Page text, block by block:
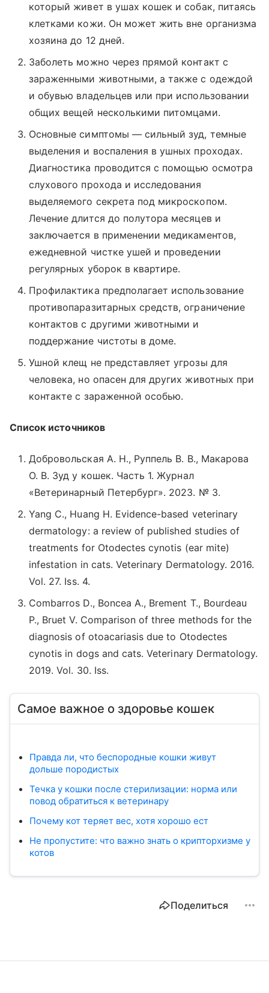
который живет в ушах кошек и собак, питаясь
клетками кожи. Он может жить вне организма
хозяина до 12 дней.
Заболеть можно через прямой контакт с
зараженными животными, а также с одеждой
и обувью владельцев или при использовании
общих вещей несколькими питомцами.
Основные симптомы — сильный зуд, темные
выделения и воспаления в ушных проходах.
Диагностика проводится с помощью осмотра
слухового прохода и исследования
выделяемого секрета под микроскопом.
Лечение длится до полутора месяцев и
заключается в применении медикаментов,
ежедневной чистке ушей и проведении
регулярных уборок в квартире.
Профилактика предполагает использование
противопаразитарных средств, ограничение
контактов с другими животными и
поддержание чистоты в доме.
Ушной клещ не представляет угрозы для
человека, но опасен для других животных при
контакте с зараженной особью.
Список источников
Добровольская А. Н., Руппель В. В., Макарова
О. В. Зуд у кошек. Часть 1. Журнал
«Ветеринарный Петербург». 2023. № 3.
Yang C., Huang H. Evidence-based veterinary
dermatology: a review of published studies of
treatments for Otodectes cynotis (ear mite)
infestation in cats. Veterinary Dermatology. 2016.
Vol. 27. Iss. 4.
Combarros D., Boncea A., Brement T., Bourdeau
P., Bruet V. Comparison of three methods for the
diagnosis of otoacariasis due to Otodectes
cynotis in dogs and cats. Veterinary Dermatology.
2019. Vol. 30. Iss.
Самое важное о здоровье кошек
Правда ли, что беспородные кошки живут
дольше породистых
Течка у кошки после стерилизации: норма или
повод обратиться к ветеринару
Почему кот теряет вес, хотя хорошо ест
Не пропустите: что важно знать о крипторхизме у
котов
Поделиться